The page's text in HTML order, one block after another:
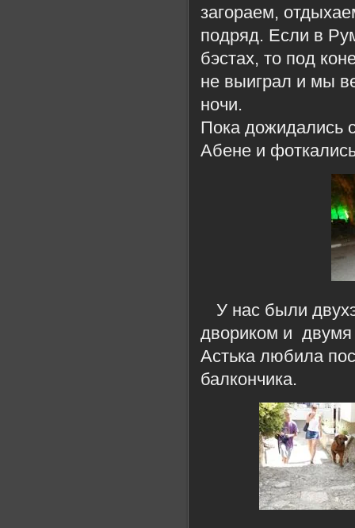
загораем,
подряд. Если в
бэстах, то под
не выиграл и мы
ночи.
Пока дожидались
Абене и
У нас были
двориком и двумя
Астька любила
балкончика.